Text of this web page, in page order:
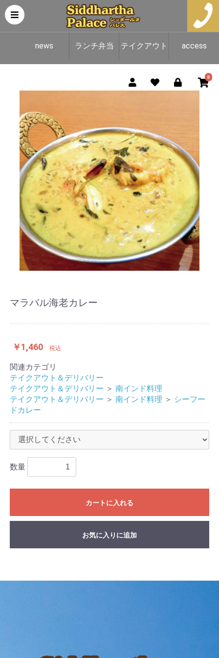
news ランチ弁当 テイクアウト access
0
マラバル海老カレー
￥1,460 税込
関連カテゴリ
テイクアウト＆デリバリー
テイクアウト＆デリバリー ＞ 南インド料理
テイクアウト＆デリバリー ＞ 南インド料理 ＞ シーフー
ドカレー
数量
カートに入れる
お気に入りに追加